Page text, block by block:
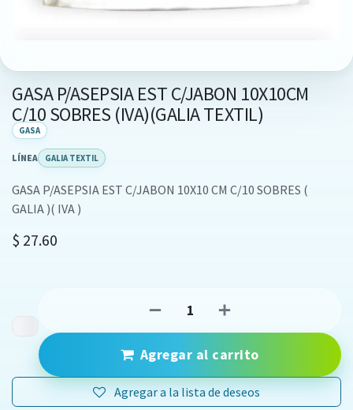
GASA P/ASEPSIA EST C/JABON 10X10CM
C/10 SOBRES (IVA)(GALIA TEXTIL)
GASA
LÍNEA GALIA TEXTIL
GASA P/ASEPSIA EST C/JABON 10X10 CM C/10 SOBRES (
GALIA )( IVA )
$ 27.60
Agregar al carrito
Agregar a la lista de deseos